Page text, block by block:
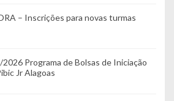
– Inscrições para novas turmas
2026 Programa de Bolsas de Iniciação
Jr Alagoas